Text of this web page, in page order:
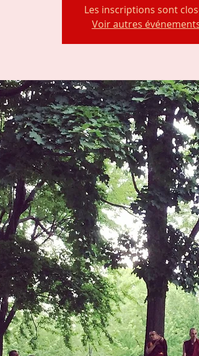
Les inscriptions sont
Voir autres